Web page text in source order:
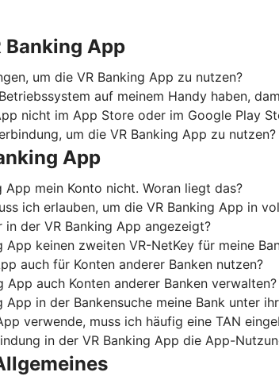
Banking App
um die VR Banking App zu nutzen?
auf meinem Handy haben,
nicht im App Store oder im Google Play
um die VR Banking App zu nutzen?
App
App mein Konto nicht. Woran liegt das?
ich erlauben, um die VR Banking App in
in der VR Banking App angezeigt?
App keinen zweiten VR-NetKey für meine
auch für Konten anderer Banken nutzen?
App auch Konten anderer Banken verwalten?
App in der Bankensuche meine Bank unter
verwende, muss ich häufig eine TAN
in der VR Banking App die App-